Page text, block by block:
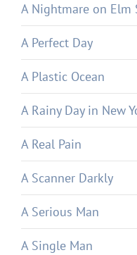
A Nightmare on Elm
A Perfect Day
A Plastic Ocean
A Rainy Day in New
A Real Pain
A Scanner Darkly
A Serious Man
A Single Man